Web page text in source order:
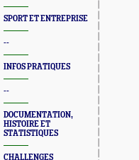
SPORT ET ENTREPRISE
--
INFOS PRATIQUES
--
DOCUMENTATION,
HISTOIRE ET
STATISTIQUES
CHALLENGES